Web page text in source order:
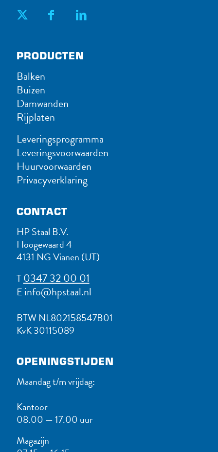
PRODUC​TEN
Balken
Buizen
Damwanden
Rijplaten
Leveringsprogramma
Leveringsvoorwaarden
Huurvoorwaarden
Privacyverklaring
CONTACT
HP Staal B.V.
Hoogewaard 4
4131 NG Vianen (UT)
T0347 32 00 01
E info@hpstaal.nl
BTW NL802158547B01
KvK 30115089
OPENINGSTIJDEN
Maandag t/m vrijdag:
Kantoor
08.00 — 17.00 uur
Magazijn